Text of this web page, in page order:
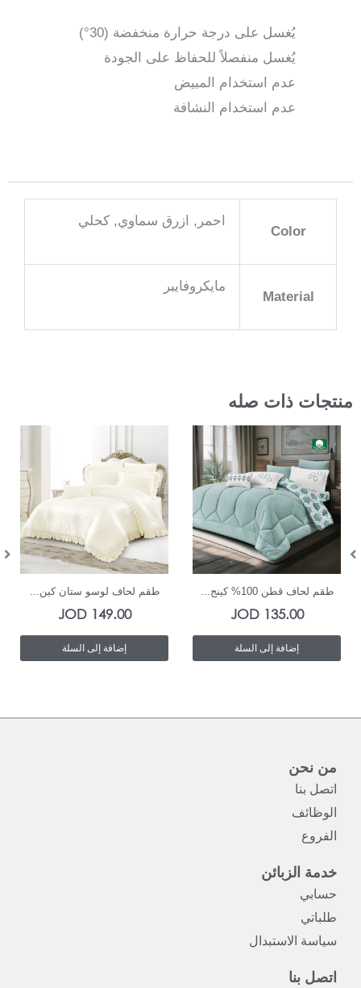
يُغسل على درجة حرارة منخفضة (30°)
يُغسل منفصلاً للحفاظ على الجودة
عدم استخدام المبيض
عدم استخدام النشافة
Color
احمر, ازرق سماوي, كحلي
Material
مايكروفايبر
منتجات ذات صله
In Stock
طقم لحاف قطن 100% كينج...
135.00
JOD
إضافة إلى السلة
In Stock
طقم لحاف لوسو ستان كين...
149.00
JOD
إضافة إلى السلة
من نحن
اتصل بنا
الوظائف
الفروع
خدمة الزبائن
حسابي
طلباتي
سياسة الاستبدال
اتصل بنا